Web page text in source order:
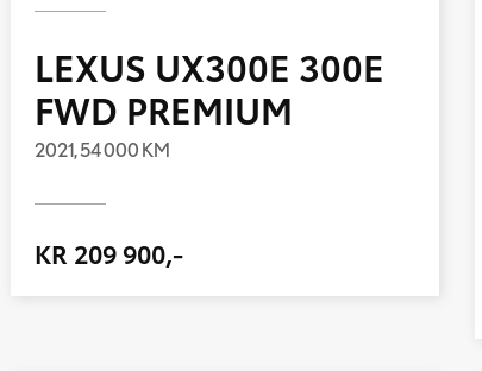
LEXUS UX300E 300E
FWD PREMIUM
2021,54 000 KM
KR 209 900,-